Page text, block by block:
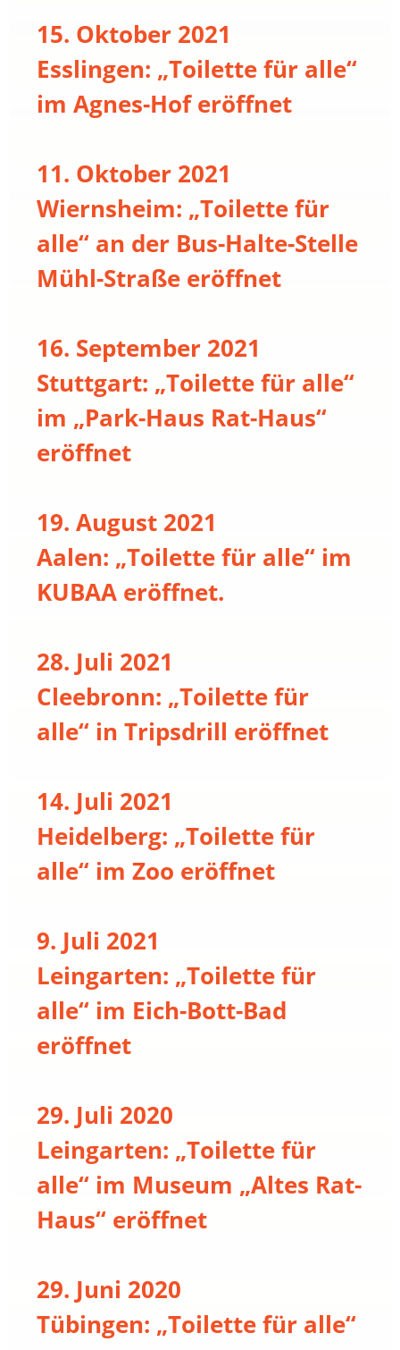
15. Oktober 2021
Esslingen: „Toilette für alle“
im Agnes-Hof eröffnet
11. Oktober 2021
Wiernsheim: „Toilette für
alle“ an der Bus-Halte-Stelle
Mühl-Straße eröffnet
16. September 2021
Stuttgart: „Toilette für alle“
im „Park-Haus Rat-Haus“
eröffnet
19. August 2021
Aalen: „Toilette für alle“ im
KUBAA eröffnet.
28. Juli 2021
Cleebronn: „Toilette für
alle“ in Tripsdrill eröffnet
14. Juli 2021
Heidelberg: „Toilette für
alle“ im Zoo eröffnet
9. Juli 2021
Leingarten: „Toilette für
alle“ im Eich-Bott-Bad
eröffnet
29. Juli 2020
Leingarten: „Toilette für
alle“ im Museum „Altes Rat-
Haus“ eröffnet
29. Juni 2020
Tübingen: „Toilette für alle“